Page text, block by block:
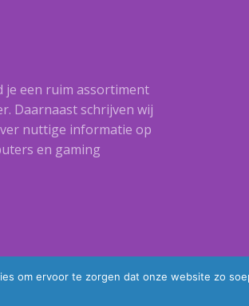
je een ruim assortiment
Daarnaast schrijven wij
nuttige informatie op
en gaming
om ervoor te zorgen dat onze website zo